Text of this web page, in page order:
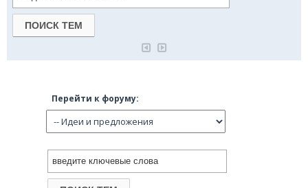
Перейти к форуму: